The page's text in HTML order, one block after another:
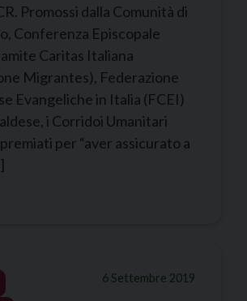
Promossi dalla Comunità di
Conferenza Episcopale
Caritas Italiana
Migrantes), Federazione
Evangeliche in Italia (FCEI)
i Corridoi Umanitari
per “aver assicurato a
6 Settembre 2019